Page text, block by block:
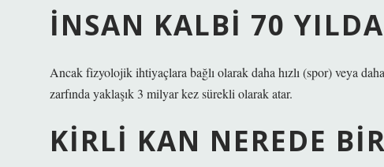
İNSAN KALBI 70
Ancak fizyolojik ihtiyaçlara bağlı olarak daha hızlı (spor) veya
zarfında yaklaşık 3 milyar kez sürekli olarak atar.
KIRLI KAN NEREDE